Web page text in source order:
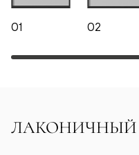
01 02
ЛАКОНИЧНЫЙ